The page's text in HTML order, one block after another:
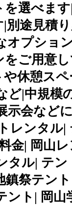
選べま
別途見積
オプショ
ご用意
休憩ス
ど|中規模
示会など
レンタル
金| 岡山
タル| テ
祭テン
ント| 岡